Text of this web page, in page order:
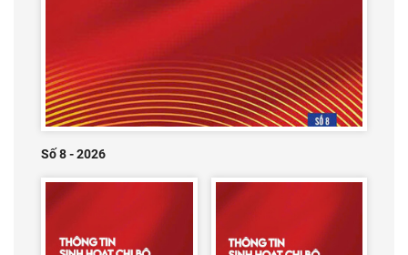
Số 8 - 2026